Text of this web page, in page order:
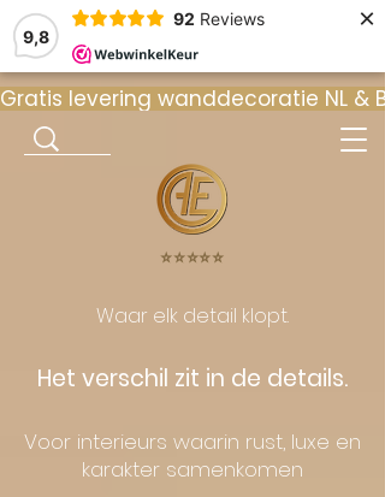
9,8
92 Reviews ×
Gratis levering wanddecoratie NL
⭐️⭐️⭐️⭐️⭐️
Waar elk detail klopt.
Het verschil zit in de details.
Voor interieurs waarin rust, luxe en
karakter samenkomen